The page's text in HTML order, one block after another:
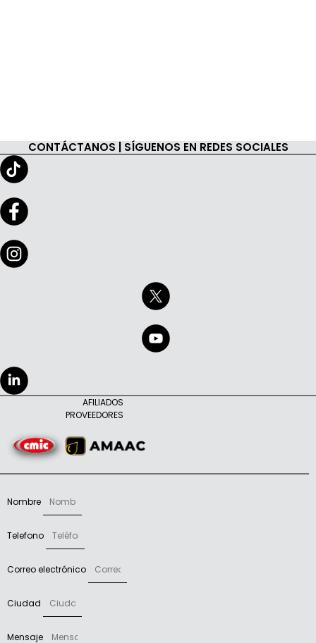
CONTÁCTANOS | SÍGUENOS EN REDES SOCIALES
AFILIADOS
PROVEEDORES
Nombre
Telefono
Correo electrónico
Ciudad
Mensaje